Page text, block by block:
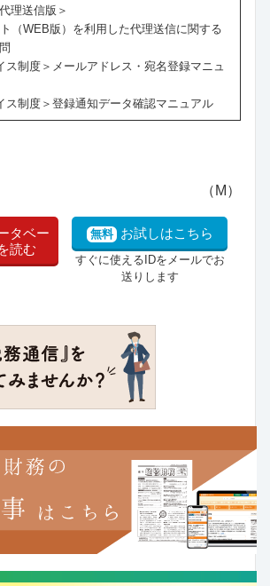
理送信版＞
（WEB版）を利用した代理送信に関する
ス制度＞メールアドレス・宛名登録マニュ
ス制度＞登録通知データ確認マニュアル
（M）
タベー
読む
無料 お試しはこちら
すぐに使えるIDをメールでお
送りします